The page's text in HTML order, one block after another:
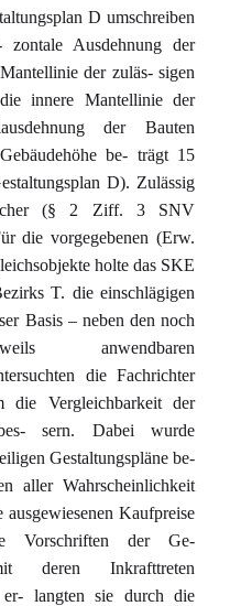
D umschreiben
Ausdehnung der
der zuläs- sigen
innere Mantellinie der
der Bauten
be- trägt 15
D). Zulässig
(§ 2 Ziff. 3 SNV
die vorgegebenen (Erw.
holte das SKE
T. die einschlägigen
Basis – neben den noch
anwendbaren
die Fachrichter
die Vergleichbarkeit der
sern. Dabei wurde
Gestaltungspläne be-
aller Wahrscheinlichkeit
Kaufpreise
Vorschriften der Ge-
deren Inkrafttreten
er- langten sie durch die